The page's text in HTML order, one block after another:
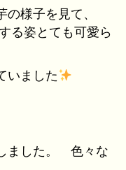
様子を見て、
る姿とても可愛ら
いました
ました。 色々な